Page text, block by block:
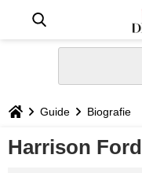
STILE
Guide Biografie
Harrison Ford